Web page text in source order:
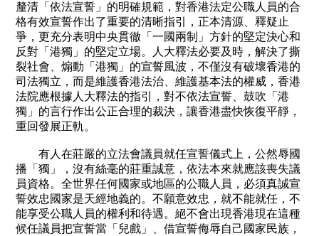
專
責
委
員
會
社
會
服
務
出
版
刊
物
釐清「依法宣誓」的明確規範，對香港法定公職人員的合
格有效宣誓作出了重要的清晰指引，正本清源、釋疑止
爭，更充分表明中央貫徹「一國兩制」方針的堅定決心和
反對「港獨」的堅定立場。人大釋法必要及時，解決了撕
裂社會、煽動「港獨」的宣誓風波，不僅沒有破壞香港的
司法獨立，而是維護香港法治、維護基本法的權威，香港
法院應根據人大釋法的指引，對不依法宣誓、鼓吹「港
獨」的言行作出公正合理的裁決，讓香港盡快恢復平靜，
重回發展正軌。
有人在莊嚴的立法會議員就任宣誓儀式上，公然辱國
播「獨」，沒有絲毫的莊重誠意，依法本來就應該喪失議
員資格。全世界任何國家或地區的公職人員，必須真誠宣
誓效忠國家是天經地義的。不願意效忠，就不能就任，不
能享受公職人員的權利和待遇。絕不會出現香港現在這種
候任議員把宣誓當「兒戲」、借宣誓侮辱自己國家民族，